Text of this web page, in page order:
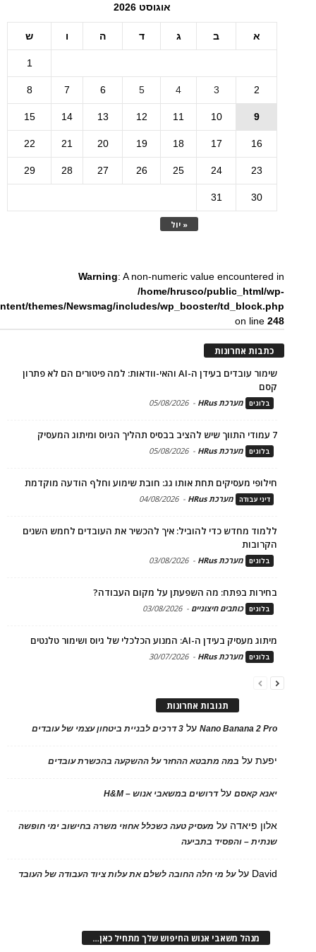
אוגוסט 2026
א ב ג ד ה ו ש
« יול
1
2
3
4
5
6
7
8
9
10
11
12
13
14
15
16
17
18
19
20
21
22
23
24
25
26
27
28
29
30
31
Warning: A non-numeric value encountered in
/home/hrusco/public_html/wp-
themes/Newsmag/includes/wp_booster/td_block.php
on line248
כתבות אחרונות
שימור עובדים בעידן ה-AI והאי-וודאות: למה פיטורים הם לא פתרון
קסם
בלוגים מערכת HRus -
05/08/2026
7 עמודי התווך שיש להציב בבסיס תהליך הגיוס ומיתוג המעסיק
בלוגים מערכת HRus -
05/08/2026
חילופי מעסיקים תחת אותו גג: חובת שימוע וחלף הודעה מוקדמת
דיני עבודה מערכת HRus -
04/08/2026
ללמוד מחדש כדי להוביל: איך להכשיר את העובדים לחמש השנים
הקרובות
בלוגים מערכת HRus -
03/08/2026
בחירות בפתח: מה השפעתן על מקום העבודה?
בלוגים כותבים חיצוניים -
03/08/2026
מיתוג מעסיק בעידן ה-AI: המנוע הכלכלי של גיוס ושימור טלנטים
בלוגים מערכת HRus -
30/07/2026
תגובות אחרונות
Nano Banana 2 Proעל 3 דרכים לבניית ביטחון עצמי של עובדים
יפעתעל במה מתבטא ההחזר על ההשקעה בהכשרת עובדים
יאנא קאסםעלדרושים במשאבי אנוש – H&M
אלון פיאדה על מעסיק טעה כשכלל אחוזי משרה בחישוב ימי חופשה
שנתית – והפסיד בתביעה
David עלעל מי חלה החובה לשלם את עלות ציוד העבודה של העובד
מנהל משאבי אנוש החיפוש שלך מתחיל כאן…